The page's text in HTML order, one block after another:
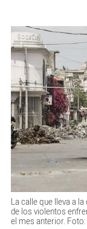
La calle que lleva a
de los violentos
el mes anterior.